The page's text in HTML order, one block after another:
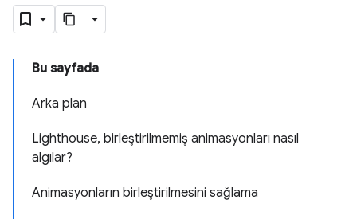
Bu sayfada
Arka plan
Lighthouse, birleştirilmemiş animasyonları nasıl
algılar?
Animasyonların birleştirilmesini sağlama